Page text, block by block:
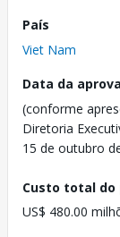
País
Viet Nam
Data da
(conforme
Diretoria
15 de outubro
Custo total do
US$ 480.00